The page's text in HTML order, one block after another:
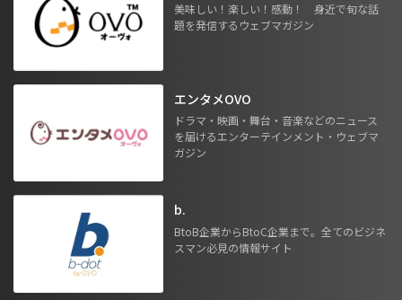
美味しい！楽しい！感動！ 身近で旬な話
題を発信するウェブマガジン
エンタメOVO
ドラマ・映画・舞台・音楽などのニュース
を届けるエンターテインメント・ウェブマ
ガジン
b.
BtoB企業からBtoC企業まで。全てのビジネ
スマン必見の情報サイト